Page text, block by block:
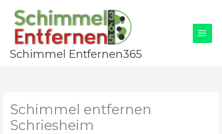
Inhalt
springen
Schimmel Entfernen365
Schimmel entfernen
Schriesheim